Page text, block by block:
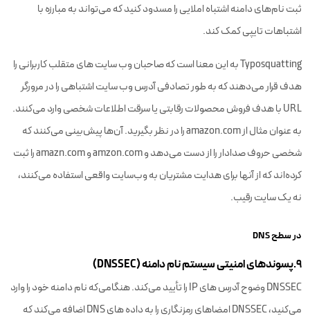
ثبت نام‌های دامنه اشتباه املایی را مسدود کنید که می‌تواند به مبارزه با
اشتباهات تایپی کمک کند.
Typosquatting به این معنا است که صاحبان وب سایت های متقلب کاربرانی را
هدف قرار می‌دهند که به طور تصادفی آدرس وب سایت اشتباهی را در مرورگر
URL با هدف فروش محصولات رقابتی یا سرقت اطلاعات شخصی وارد می‌کنند.
به عنوان مثال از amazon.com را در نظر بگیرید. آن‌ها پیش‌بینی می‌کنند که
شخصی حروف صدادار را از دست می‌دهد و amzon.com و amazn.com را ثبت
کرده‌اند که از آنها برای هدایت مشتریان به وب‌سایت واقعی استفاده می‌کنند،
نه یک سایت رقیب.
در سطح DNS
۹.پسوندهای امنیتی سیستم نام دامنه (DNSSEC)
DNSSEC وضوح آدرس های IP را تأیید می‌کند. هنگامی‌که نام دامنه خود را وارد
می‌کنید، DNSSEC امضاهای رمزنگاری را به داده های DNS اضافه می‌کند که